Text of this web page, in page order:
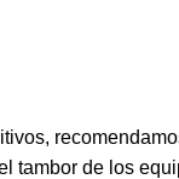
tambor de los